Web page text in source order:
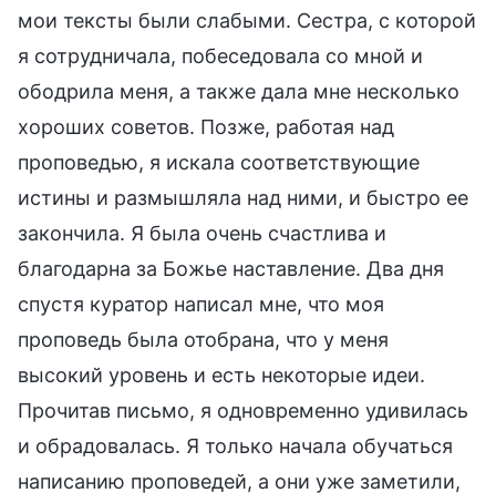
мои тексты были слабыми. Сестра, с которой
я сотрудничала, побеседовала со мной и
ободрила меня, а также дала мне несколько
хороших советов. Позже, работая над
проповедью, я искала соответствующие
истины и размышляла над ними, и быстро ее
закончила. Я была очень счастлива и
благодарна за Божье наставление. Два дня
спустя куратор написал мне, что моя
проповедь была отобрана, что у меня
высокий уровень и есть некоторые идеи.
Прочитав письмо, я одновременно удивилась
и обрадовалась. Я только начала обучаться
написанию проповедей, а они уже заметили,